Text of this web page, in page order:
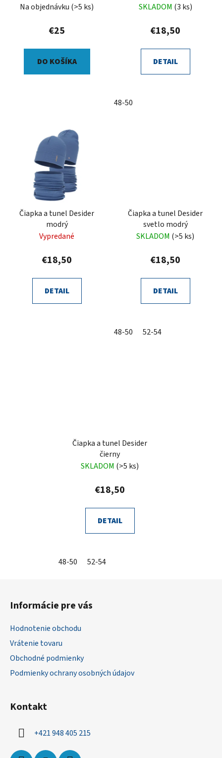
Na objednávku (>5 ks)
€25
DO KOŠÍKA
SKLADOM (3 ks)
€18,50
DETAIL
48-50
Čiapka a tunel Desider
modrý
Vypredané
€18,50
DETAIL
Čiapka a tunel Desider
svetlo modrý
SKLADOM (>5 ks)
€18,50
DETAIL
48-50 52-54
Čiapka a tunel Desider
čierny
SKLADOM (>5 ks)
€18,50
DETAIL
48-50 52-54
Informácie pre vás
Hodnotenie obchodu
Vrátenie tovaru
Obchodné podmienky
Podmienky ochrany osobných údajov
Kontakt
+421 948 405 215